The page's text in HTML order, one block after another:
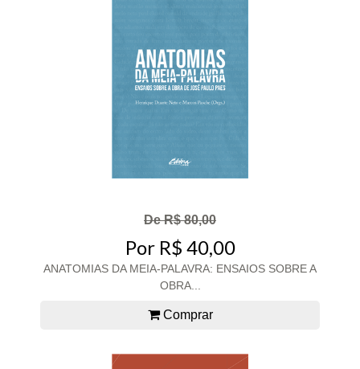
De R$ 80,00
Por R$ 40,00
ANATOMIAS DA MEIA-PALAVRA: ENSAIOS SOBRE A
OBRA...
Comprar